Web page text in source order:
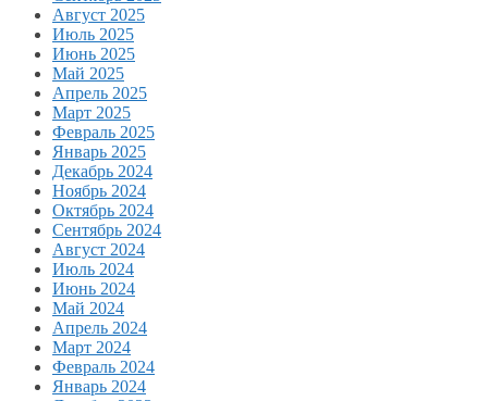
Август 2025
Июль 2025
Июнь 2025
Май 2025
Апрель 2025
Март 2025
Февраль 2025
Январь 2025
Декабрь 2024
Ноябрь 2024
Октябрь 2024
Сентябрь 2024
Август 2024
Июль 2024
Июнь 2024
Май 2024
Апрель 2024
Март 2024
Февраль 2024
Январь 2024